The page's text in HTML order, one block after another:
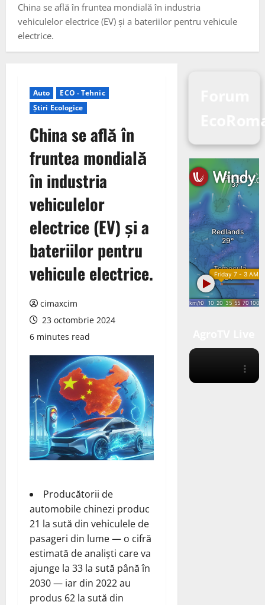
China se află în fruntea mondială în industria
vehiculelor electrice (EV) și a bateriilor pentru vehicule
electrice.
Auto
ECO - Tehnic
Știri Ecologice
China se află în
fruntea mondială
în industria
vehiculelor
electrice (EV) și a
bateriilor pentru
vehicule electrice.
cimaxcim
23 octombrie 2024
6 minutes read
Producătorii de
automobile chinezi produc
21 la sută din vehiculele de
pasageri din lume — o cifră
estimată de analişti care va
ajunge la 33 la sută până în
2030 — iar din 2022 au
produs 62 la sută din